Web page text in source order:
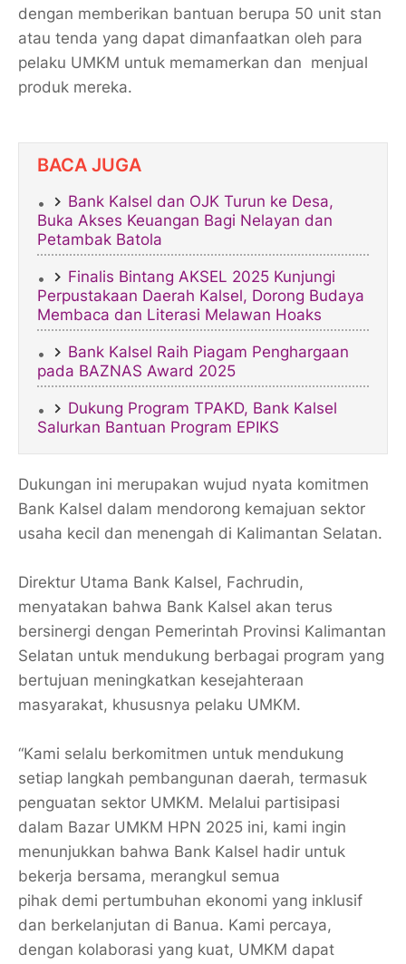
dengan memberikan bantuan berupa 50 unit stan
atau tenda yang dapat dimanfaatkan oleh para
pelaku UMKM untuk memamerkan dan menjual
produk mereka.
BACA JUGA
Bank Kalsel dan OJK Turun ke Desa,
Buka Akses Keuangan Bagi Nelayan dan
Petambak Batola
Finalis Bintang AKSEL 2025 Kunjungi
Perpustakaan Daerah Kalsel, Dorong Budaya
Membaca dan Literasi Melawan Hoaks
Bank Kalsel Raih Piagam Penghargaan
pada BAZNAS Award 2025
Dukung Program TPAKD, Bank Kalsel
Salurkan Bantuan Program EPIKS
Dukungan ini merupakan wujud nyata komitmen
Bank Kalsel dalam mendorong kemajuan sektor
usaha kecil dan menengah di Kalimantan Selatan.
Direktur Utama Bank Kalsel, Fachrudin,
menyatakan bahwa Bank Kalsel akan terus
bersinergi dengan Pemerintah Provinsi Kalimantan
Selatan untuk mendukung berbagai program yang
bertujuan meningkatkan kesejahteraan
masyarakat, khususnya pelaku UMKM.
“Kami selalu berkomitmen untuk mendukung
setiap langkah pembangunan daerah, termasuk
penguatan sektor UMKM. Melalui partisipasi
dalam Bazar UMKM HPN 2025 ini, kami ingin
menunjukkan bahwa Bank Kalsel hadir untuk
bekerja bersama, merangkul semua
pihak demi pertumbuhan ekonomi yang inklusif
dan berkelanjutan di Banua. Kami percaya,
dengan kolaborasi yang kuat, UMKM dapat